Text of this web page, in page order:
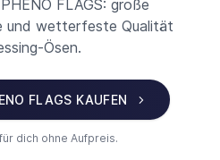
FLAGS: große
und wetterfeste Qualität
Ösen.
FLAGS KAUFEN
dich ohne Aufpreis.